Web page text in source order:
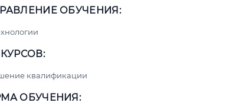
ОБУЧЕНИЯ:
квалификации
ОБУЧЕНИЯ: